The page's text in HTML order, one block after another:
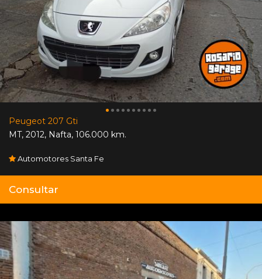
Peugeot 207 Gti
MT, 2012, Nafta, 106.000 km.
Automotores Santa Fe
Consultar